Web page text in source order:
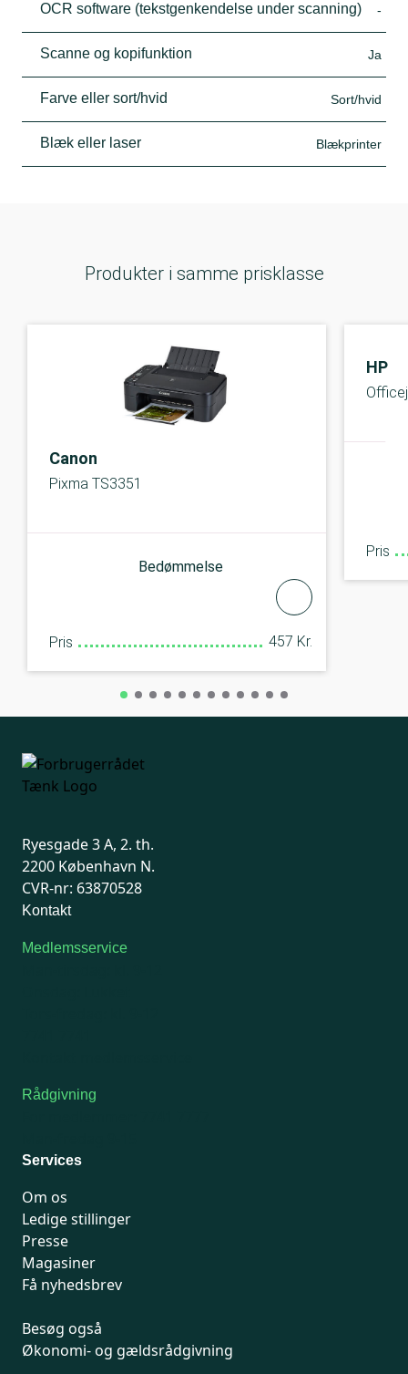
OCR software (tekstgenkendelse under scanning) -
Scanne og kopifunktion Ja
Farve eller sort/hvid Sort/hvid
Blæk eller laser Blækprinter
Produkter i samme prisklasse
Canon
Pixma TS3351
Bedømmelse
Pris 457 Kr.
HP
Pris
Ryesgade 3 A, 2. th.
2200 København N.
CVR-nr: 63870528
Kontakt
Medlemsservice
Rådgivning
Services
Om os
Ledige stillinger
Presse
Magasiner
Få nyhedsbrev
Besøg også
Økonomi- og gældsrådgivning